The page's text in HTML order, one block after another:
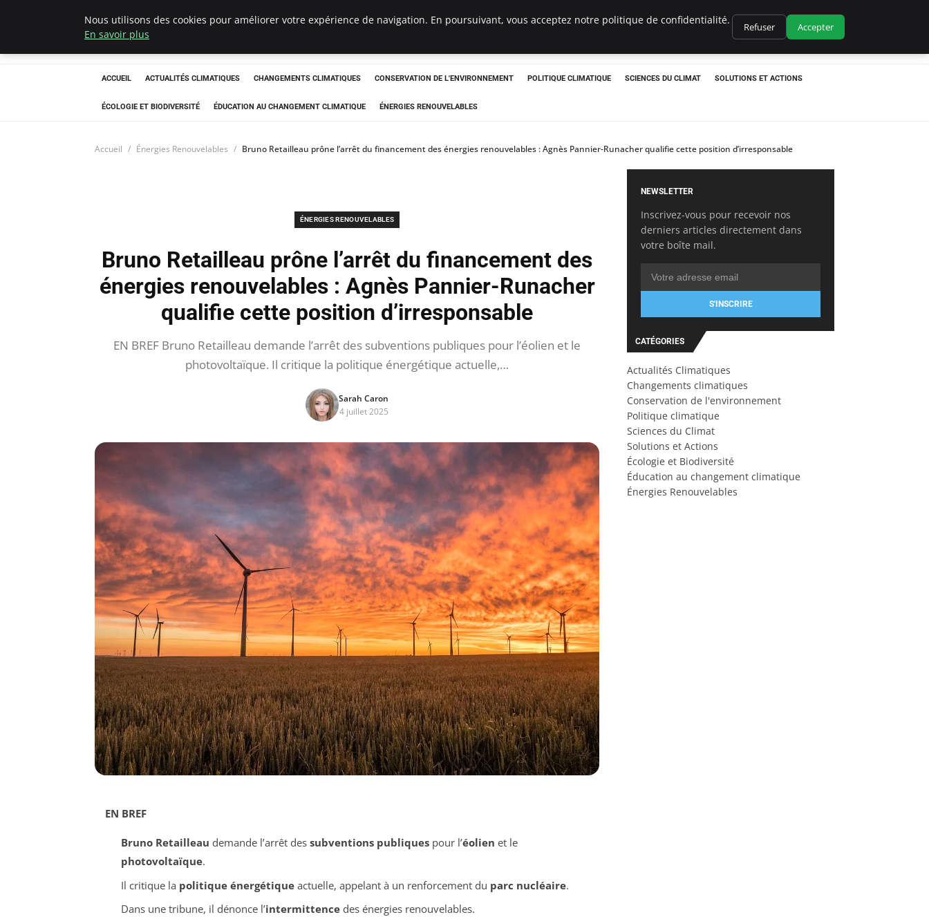
Climatedebtagents
ACCUEIL ACTUALITÉS CLIMATIQUES CHANGEMENTS CLIMATIQUES CONSERVATION DE L'ENVIRONNEMENT POLITIQUE CLIMATIQUE SCIENCES DU CLIMAT SOLUTIONS ET ACTIONS
ÉCOLOGIE ET BIODIVERSITÉ ÉDUCATION AU CHANGEMENT CLIMATIQUE ÉNERGIES RENOUVELABLES
Accueil Énergies Renouvelables Bruno Retailleau prône l’arrêt du financement des énergies renouvelables : Agnès Pannier-Runacher qualifie cette position d’irresponsable
ÉNERGIES RENOUVELABLES
Bruno Retailleau prône l’arrêt du financement des
énergies renouvelables : Agnès Pannier-Runacher
qualifie cette position d’irresponsable
EN BREF Bruno Retailleau demande l’arrêt des subventions publiques pour l’éolien et le
photovoltaïque. Il critique la politique énergétique actuelle,…
Sarah Caron
4 juillet 2025
EN BREF
Bruno Retailleau demande l’arrêt des subventions publiquespour l’éolien et le
photovoltaïque.
Il critique la politique énergétiqueactuelle, appelant à un renforcement du parc nucléaire.
Dans une tribune, il dénonce l’intermittencedes énergies renouvelables.
NEWSLETTER
Inscrivez-vous pour recevoir nos
derniers articles directement dans
votre boîte mail.
S'INSCRIRE
CATÉGORIES
Actualités Climatiques
Changements climatiques
Conservation de l'environnement
Politique climatique
Sciences du Climat
Solutions et Actions
Écologie et Biodiversité
Éducation au changement climatique
Énergies Renouvelables
Nous utilisons des cookies pour améliorer votre expérience de navigation. En poursuivant, vous acceptez notre politique de confidentialité.
En savoir plus
Refuser Accepter